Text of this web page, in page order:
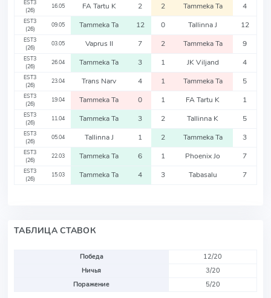
EST3
(26)
16.05 FA Tartu K 2 2 Tammeka Ta 4
EST3
(26)
09.05 Tammeka Ta 12 0 Tallinna J 12
EST3
(26)
03.05 Vaprus II 7 2 Tammeka Ta 9
EST3
(26)
26.04 Tammeka Ta 3 1 JK Viljand 4
EST3
(26)
23.04 Trans Narv 4 1 Tammeka Ta 5
EST3
(26)
19.04 Tammeka Ta 0 1 FA Tartu K 1
EST3
(26)
11.04 Tammeka Ta 3 2 Tallinna K 5
EST3
(26)
05.04 Tallinna J 1 2 Tammeka Ta 3
EST3
(26)
22.03 Tammeka Ta 6 1 Phoenix Jo 7
EST3
(26)
15.03 Tammeka Ta 4 3 Tabasalu 7
ТАБЛИЦА СТАВОК
Победа
12/20
Ничья
3/20
Поражение
5/20